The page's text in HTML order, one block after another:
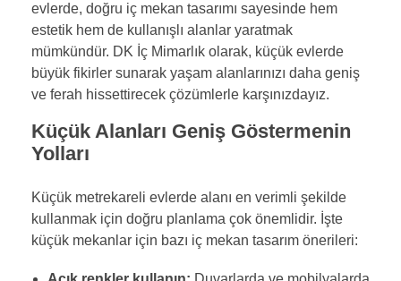
evlerde, doğru iç mekan tasarımı sayesinde hem
estetik hem de kullanışlı alanlar yaratmak
mümkündür. DK İç Mimarlık olarak, küçük evlerde
büyük fikirler sunarak yaşam alanlarınızı daha geniş
ve ferah hissettirecek çözümlerle karşınızdayız.
Küçük Alanları Geniş Göstermenin
Yolları
Küçük metrekareli evlerde alanı en verimli şekilde
kullanmak için doğru planlama çok önemlidir. İşte
küçük mekanlar için bazı iç mekan tasarım önerileri: